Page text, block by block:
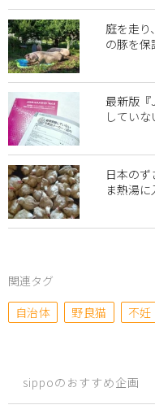
庭を走り
の豚を
最新版
していな
日本の
ま熱湯
関連タグ
自治体
野良猫 不妊
sippoのおすすめ企画